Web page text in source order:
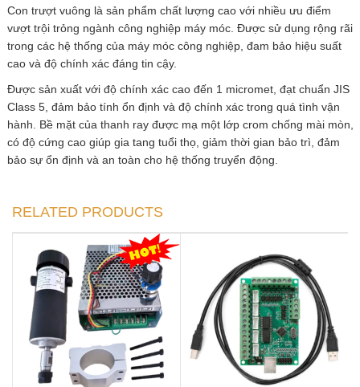
Con trượt vuông là sản phẩm chất lượng cao với nhiều ưu điểm
vượt trội trỏng ngành công nghiệp máy móc. Được sử dụng rộng rãi
trong các hệ thống của máy móc công nghiệp, đam bảo hiệu suất
cao và độ chính xác đáng tin cậy.
Được sản xuất với độ chính xác cao đến 1 micromet, đạt chuẩn JIS
Class 5, đảm bảo tính ổn định và độ chính xác trong quá tình vận
hành. Bề mặt của thanh ray được mạ một lớp crom chống mài mòn,
có độ cứng cao giúp gia tang tuổi thọ, giảm thời gian bảo trì, đảm
bảo sự ổn định và an toàn cho hệ thống truyển động.
RELATED PRODUCTS